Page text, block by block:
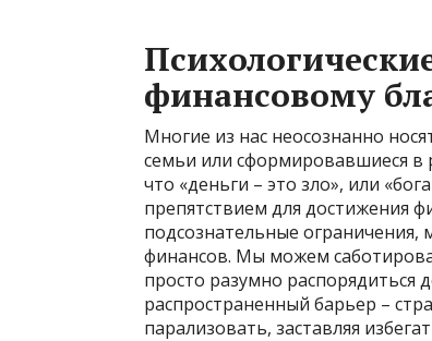
финансовому
Многие из нас неосознанно
семьи или сформировавшиеся в
что «деньги – это зло», или
препятствием для достижения
подсознательные
финансов. Мы можем
просто разумно распорядиться
распространенный барьер –
парализовать, заставляя